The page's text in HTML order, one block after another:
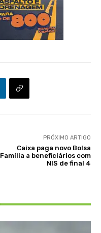
PRÓXIMO ARTIGO
Caixa paga novo Bolsa
Família a beneficiários com
NIS de final 4